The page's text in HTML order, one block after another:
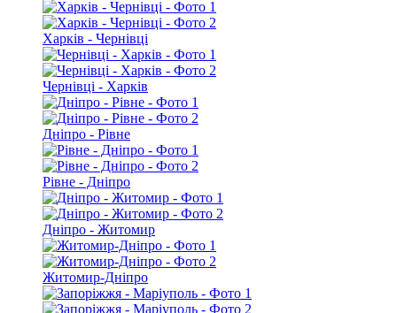
Харків - Чернівці
Чернівці - Харків
Дніпро - Рівне
Рівне - Дніпро
Дніпро - Житомир
Житомир-Дніпро